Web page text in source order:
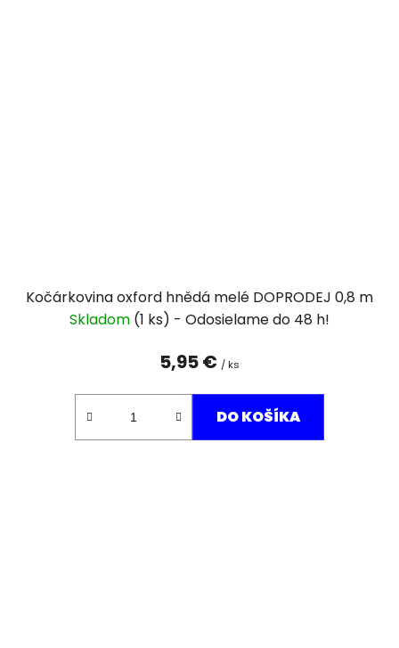
Kočárkovina oxford hnědá melé DOPRODEJ 0,8 m
Skladom (1 ks)
5,95 € / ks
DO KOŠÍKA